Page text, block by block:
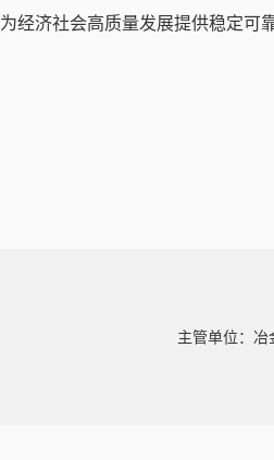
为经济社会高质量发展提供稳定可
主管单位：